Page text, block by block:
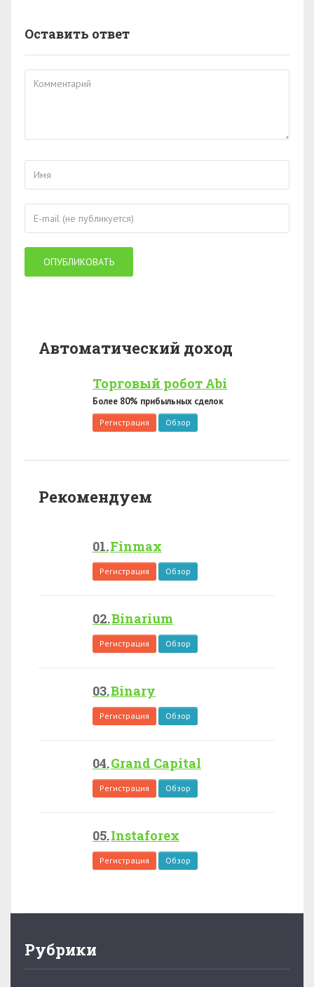
Оставить ответ
Автоматический доход
Торговый робот Abi
Более 80% прибыльных сделок
Регистрация Обзор
Рекомендуем
Finmax
Регистрация Обзор
Binarium
Регистрация Обзор
Binary
Регистрация Обзор
Grand Capital
Регистрация Обзор
Instaforex
Регистрация Обзор
Рубрики